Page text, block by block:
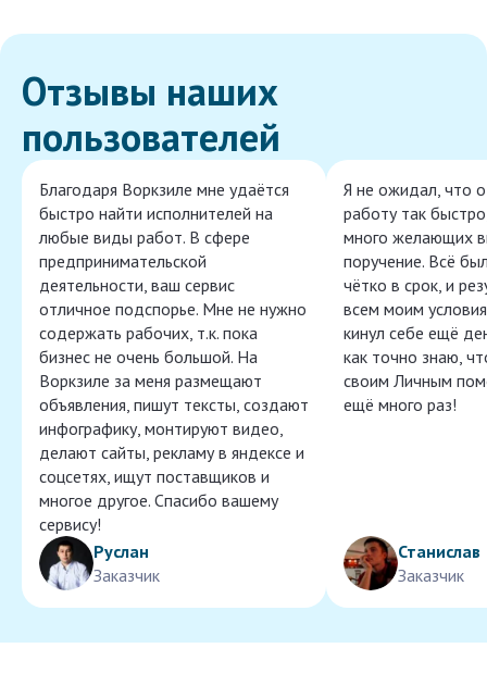
Отзывы наших
пользователей
Благодаря Воркзиле мне удаётся
быстро найти исполнителей на
любые виды работ. В сфере
предпринимательской
деятельности, ваш сервис
отличное подспорье. Мне не нужно
содержать рабочих, т.к. пока
бизнес не очень большой. На
Воркзиле за меня размещают
объявления, пишут тексты, создают
инфографику, монтируют видео,
делают сайты, рекламу в яндексе и
соцсетях, ищут поставщиков и
многое другое. Спасибо вашему
сервису!
Руслан
Заказчик
Я не ожидал, что
работу так
много желающих
поручение. Всё
чётко в срок, и
всем моим
кинул себе ещё
как точно знаю,
своим Личным
ещё много раз!
Станислав
Заказчик